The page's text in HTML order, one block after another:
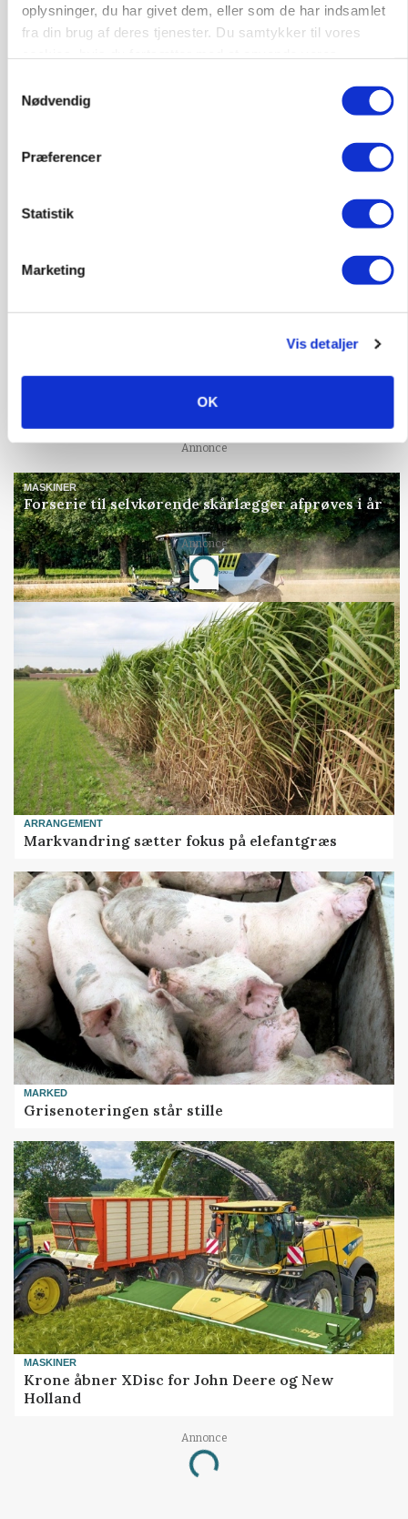
oplysninger, du har givet dem, eller som de har indsamlet
fra din brug af deres tjenester. Du samtykker til vores
Nødvendig
Præferencer
Statistik
Marketing
Vis detaljer
OK
GRISE
Annonce
MASKINER
Forserie til selvkørende skårlægger afprøves i år
Annonce
Loading...
ARRANGEMENT
Markvandring sætter fokus på elefantgræs
MARKED
Grisenoteringen står stille
MASKINER
Krone åbner XDisc for John Deere og New
Holland
Annonce
Loading...